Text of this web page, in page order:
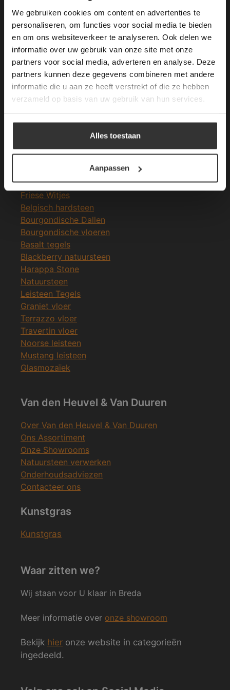
We gebruiken cookies om content en advertenties te
personaliseren, om functies voor social media te bieden
en om ons websiteverkeer te analyseren. Ook delen we
informatie over uw gebruik van onze site met onze
partners voor social media, adverteren en analyse. Deze
partners kunnen deze gegevens combineren met andere
informatie die u aan ze heeft verstrekt of die ze hebben
verzameld op basis van uw gebruik van hun services.
Alles toestaan
Aanpassen
Merken Glasmozaïek
Meeste Gezochte Natuursteen
Natuursteen vloeren
Leisteen terrastegels
Marmer tegels
Friese Witjes
Belgisch hardsteen
Bourgondische Dallen
Bourgondische vloeren
Basalt tegels
Blackberry natuursteen
Harappa Stone
Natuursteen
Leisteen Tegels
Graniet vloer
Terrazzo vloer
Travertin vloer
Noorse leisteen
Mustang leisteen
Glasmozaïek
Van den Heuvel & Van Duuren
Over Van den Heuvel & Van Duuren
Ons Assortiment
Onze Showrooms
Natuursteen verwerken
Onderhoudsadviezen
Contacteer ons
Kunstgras
Kunstgras
Waar zitten we?
Wij staan voor U klaar in Breda
Meer informatie over onze showroom
Bekijk hier onze website in categorieën
ingedeeld.
longer working. Please contact the website
administrator.
Deze website gebruikt cookies om de
gebruikerservaring te verbeteren. Door
gebruik te maken van onze website geeft u
toestemming voor alle cookies in
overeenstemming met ons cookiebeleid.Lees
verder
ALLES ACCEPTEREN
ALLES AFWIJZEN
DETAILS WEERGEVEN